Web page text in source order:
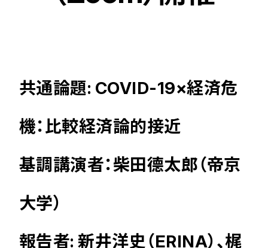
共通論題: COVID-19×経済危
機：比較経済論的接近
基調講演者：柴田德太郎（帝京
大学）
報告者: 新井洋史（ERINA）、梶